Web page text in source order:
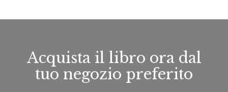
Acquista il libro ora dal
tuo negozio preferito